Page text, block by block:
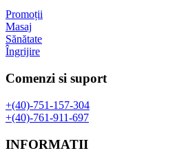
Promoții
Masaj
Sănătate
Îngrijire
Comenzi si suport
+(40)-751-157-304
+(40)-761-911-697
INFORMATII